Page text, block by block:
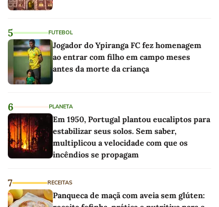
5 FUTEBOL
Jogador do Ypiranga FC fez homenagem
ao entrar com filho em campo meses
antes da morte da criança
6 PLANETA
Em 1950, Portugal plantou eucaliptos para
estabilizar seus solos. Sem saber,
multiplicou a velocidade com que os
incêndios se propagam
7 RECEITAS
Panqueca de maçã com aveia sem glúten: